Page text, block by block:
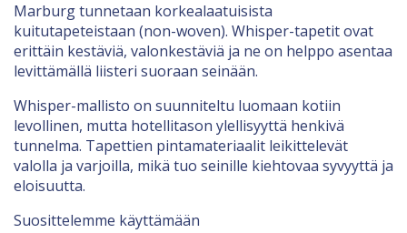
Marburg tunnetaan korkealaatuisista
kuitutapeteistaan (non-woven). Whisper-tapetit ovat
erittäin kestäviä, valonkestäviä ja ne on helppo asentaa
levittämällä liisteri suoraan seinään.
Whisper-mallisto on suunniteltu luomaan kotiin
levollinen, mutta hotellitason ylellisyyttä henkivä
tunnelma. Tapettien pintamateriaalit leikittelevät
valolla ja varjoilla, mikä tuo seinille kiehtovaa syvyyttä ja
eloisuutta.
Suosittelemme käyttämään